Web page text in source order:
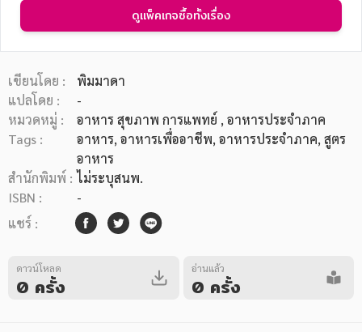
หมวดหมู่หนังสือ
หมวดหมู่ยอดนิยม
หนังสือออกใหม่ หนังสือยอดนิยม หนังสือเช่า
อีบุ๊กอ่านฟรี
ดูแพ็คเกจซื้อทั้งเรื่อง
เขียนโดย :
พิมมาดา
แปลโดย :
-
หมวดหมู่ :
อาหาร สุขภาพ การแพทย์ , อาหารประจำภาค
Tags :
อาหาร, อาหารเพื่ออาชีพ, อาหารประจำภาค, สูตร
อาหาร
สำนักพิมพ์ : ไม่ระบุสนพ.
ISBN :
-
แชร์ :
ดาวน์โหลด
0 ครั้ง
อ่านแล้ว
0 ครั้ง